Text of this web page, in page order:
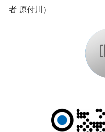
者 原付川）